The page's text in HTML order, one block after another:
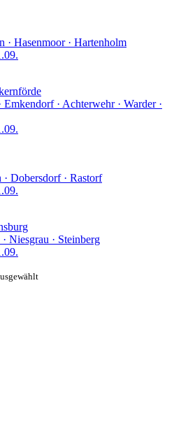
· Hasenmoor· Hartenholm
Emkendorf· Achterwehr· Warder·
· Dobersdorf· Rastorf
· Niesgrau · Steinberg